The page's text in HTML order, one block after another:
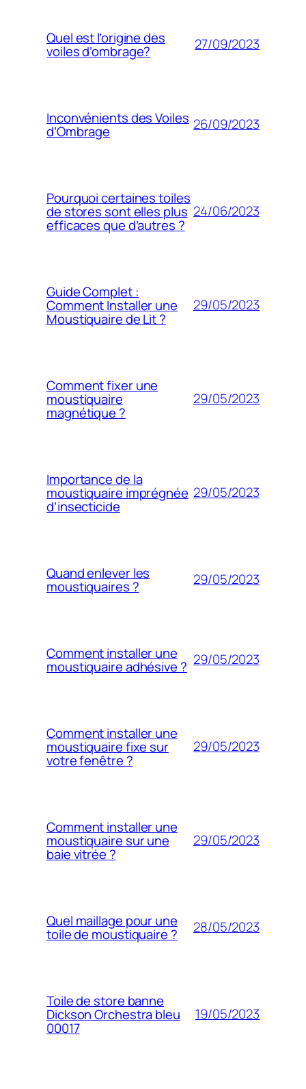
Quel est l’origine des
voiles d’ombrage? 27/09/2023
Inconvénients des Voiles
d’Ombrage 26/09/2023
Pourquoi certaines toiles
de stores sont elles plus
efficaces que d’autres ?
24/06/2023
Guide Complet :
Comment Installer une
Moustiquaire de Lit ?
29/05/2023
Comment fixer une
moustiquaire
magnétique ?
29/05/2023
Importance de la
moustiquaire imprégnée
d’insecticide
29/05/2023
Quand enlever les
moustiquaires ? 29/05/2023
Comment installer une
moustiquaire adhésive ? 29/05/2023
Comment installer une
moustiquaire fixe sur
votre fenêtre ?
29/05/2023
Comment installer une
moustiquaire sur une
baie vitrée ?
29/05/2023
Quel maillage pour une
toile de moustiquaire ? 28/05/2023
Toile de store banne
Dickson Orchestra bleu
00017
19/05/2023